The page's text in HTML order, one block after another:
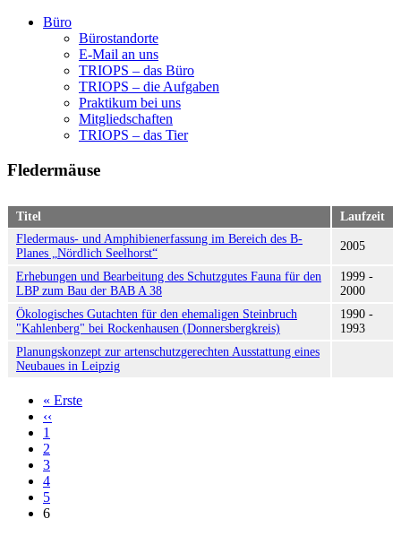
Büro
Bürostandorte
E-Mail an uns
TRIOPS – das Büro
TRIOPS – die Aufgaben
Praktikum bei uns
Mitgliedschaften
TRIOPS – das Tier
Fledermäuse
Titel
Laufzeit
Fledermaus- und Amphibienerfassung im Bereich des B-
Planes „Nördlich Seelhorst“
2005
Erhebungen und Bearbeitung des Schutzgutes Fauna für den
LBP zum Bau der BAB A 38
1999 -
2000
Ökologisches Gutachten für den ehemaligen Steinbruch
"Kahlenberg" bei Rockenhausen (Donnersbergkreis)
1990 -
1993
Planungskonzept zur artenschutzgerechten Ausstattung eines
Neubaues in Leipzig
Seitennummerierung
« Erste
‹‹
1
2
3
4
5
6